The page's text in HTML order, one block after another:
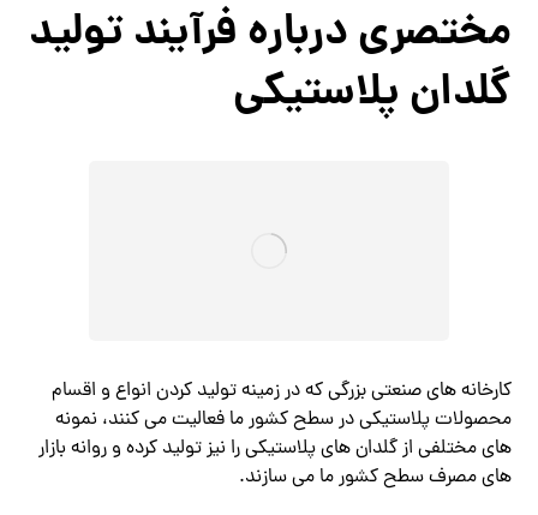
مختصری درباره فرآیند تولید
گلدان پلاستیکی
کارخانه های صنعتی بزرگی که در زمینه تولید کردن انواع و اقسام
محصولات پلاستیکی در سطح کشور ما فعالیت می کنند، نمونه
های مختلفی از گلدان های پلاستیکی را نیز تولید کرده و روانه بازار
های مصرف سطح کشور ما می سازند.